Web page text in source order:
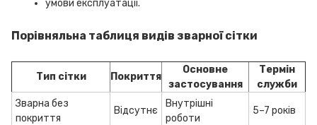
умови експлуатації.
Порівняльна таблиця видів зварної сітки
Тип сітки Покриття
Основне
застосування
Термін
служби
Зварна без
покриття
Відсутнє
Внутрішні
роботи
5–7 років